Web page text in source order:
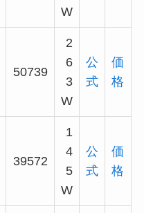
W
50739
2
6
3
W
公
式
価
格
39572
1
4
5
W
公
式
価
格